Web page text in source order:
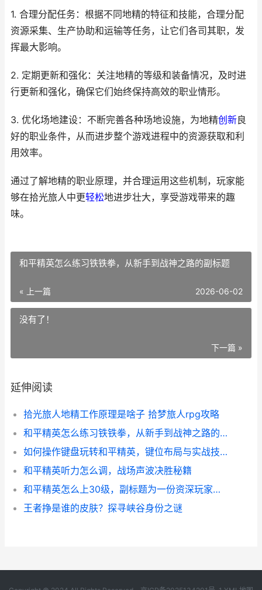
1. 合理分配任务：根据不同地精的特征和技能，合理分配
资源采集、生产协助和运输等任务，让它们各司其职，发
挥最大影响。
2. 定期更新和强化：关注地精的等级和装备情况，及时进
行更新和强化，确保它们始终保持高效的职业情形。
3. 优化场地建设：不断完善各种场地设施，为地精创新良
好的职业条件，从而进步整个游戏进程中的资源获取和利
用效率。
通过了解地精的职业原理，并合理运用这些机制，玩家能
够在拾光旅人中更轻松地进步壮大，享受游戏带来的趣
味。
和平精英怎么练习铁铁拳，从新手到战神之路的副标题
« 上一篇 2026-06-02
没有了！
下一篇 »
延伸阅读
拾光旅人地精工作原理是啥子 拾梦旅人rpg攻略
和平精英怎么练习铁铁拳，从新手到战神之路的副标题
如何操作键盘玩转和平精英，键位布局与实战技巧详解
和平精英听力怎么调，战场声波决胜秘籍
和平精英怎么上30级，副标题为一份资深玩家的实战心得
王者挣是谁的皮肤？探寻峡谷身份之谜